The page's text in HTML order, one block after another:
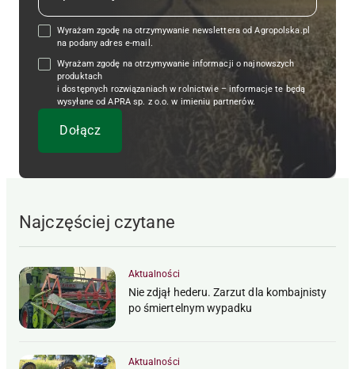
Wyrażam zgodę na otrzymywanie newslettera od Agropolska.pl
na podany adres e-mail.
Wyrażam zgodę na otrzymywanie informacji o najnowszych
produktach
i dostępnych rozwiązaniach w rolnictwie – informacje te będą
wysyłane od APRA sp. z o.o. w imieniu partnerów.
Najczęściej czytane
Aktualności
Nie zdjął hederu. Zarzut dla kombajnisty
po śmiertelnym wypadku
Aktualności